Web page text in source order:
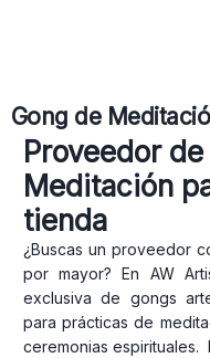
Gong de
Proveedor
Meditación
tienda
¿Buscas un proveedor
por mayor? En AW
exclusiva de gongs
para prácticas de
ceremonias espirituales.